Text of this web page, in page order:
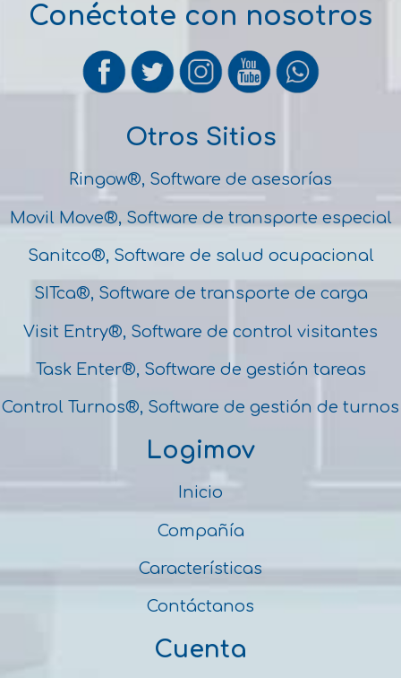
Conéctate con nosotros
Otros Sitios
Ringow®, Software de asesorías
Movil Move®, Software de transporte especial
Sanitco®, Software de salud ocupacional
SITca®, Software de transporte de carga
Visit Entry®, Software de control visitantes
Task Enter®, Software de gestión tareas
Control Turnos®, Software de gestión de turnos
Logimov
Inicio
Compañía
Características
Contáctanos
Cuenta